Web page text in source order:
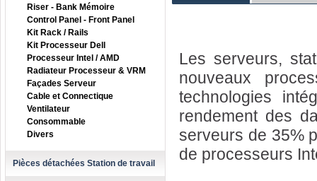
Riser - Bank Mémoire
Control Panel - Front Panel
Kit Rack / Rails
Kit Processeur Dell
Processeur Intel / AMD
Radiateur Processeur & VRM
Façades Serveur
Cable et Connectique
Ventilateur
Consommable
Divers
Pièces détachées Station de travail
Les serveurs,
nouveaux
technologies
rendement des
serveurs de 35%
de processeurs